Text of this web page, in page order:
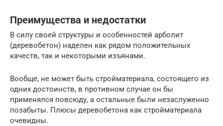
Преимущества и недостатки
В силу своей структуры и особенностей арболит
(деревобетон) наделен как рядом положительных
качеств, так и некоторыми изъянами.
Вообще, не может быть стройматериала, состоящего из
одних достоинств, в противном случае он бы
применялся повсюду, а остальные были незаслуженно
позабыты. Плюсы деревобетона как стройматериала
очевидны.